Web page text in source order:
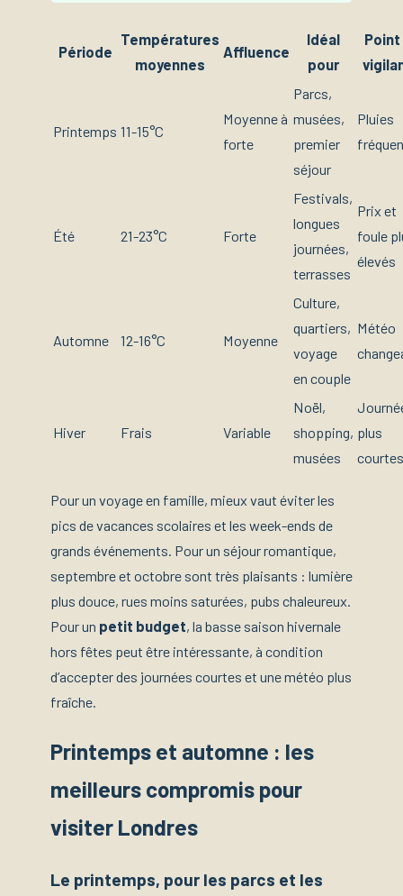
Période
Températures
moyennes
Affluence
Idéal
pour
Point
Printemps 11-15°C
Moyenne à
forte
Parcs,
musées,
premier
séjour
Pluies
Été 21-23°C Forte
Festivals,
longues
journées,
terrasses
Prix et
foule
élevés
Automne 12-16°C Moyenne
Culture,
quartiers,
voyage
en couple
Météo
Hiver Frais Variable
Noël,
shopping,
musées
plus
courtes
Pour un voyage en famille, mieux vaut éviter les
pics de vacances scolaires et les week-ends de
grands événements. Pour un séjour romantique,
septembre et octobre sont très plaisants : lumière
plus douce, rues moins saturées, pubs chaleureux.
Pour un petit budget, la basse saison hivernale
hors fêtes peut être intéressante, à condition
d’accepter des journées courtes et une météo plus
fraîche.
Printemps et automne : les
meilleurs compromis pour
visiter Londres
Le printemps, pour les parcs et les